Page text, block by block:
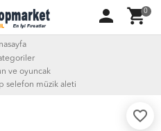
person shopping_cart0
ve oyuncak
selefon müzik aleti
favorite_border